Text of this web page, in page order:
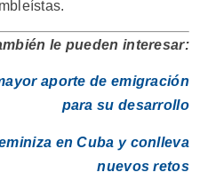
le pueden interesar:
aporte de emigración
para su desarrollo
en Cuba y conlleva
nuevos retos